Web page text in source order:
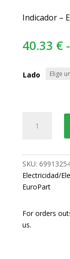
Indicador –
40.33 € -
Lado
intermitente
SKU:
Electricidad/
EuroPart
For orders
us.